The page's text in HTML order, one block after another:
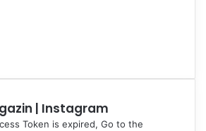
| Instagram
Token is expired, Go to the